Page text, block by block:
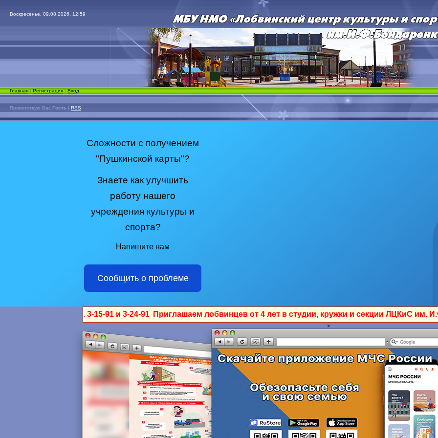
Воскресенье, 09.08.2026, 12:59
Главная|Регистрация|Вход
Приветствую Вас Гость | RSS
Сложности с получением
"Пушкинской карты"?
Знаете как улучшить
работу нашего
учреждения культуры и
спорта?
Напишите нам
Сообщить о проблеме
Приглашаем лобвинцев от 4 лет в студии, кружки и секции ЛЦКиС им. И.Ф.Бондаренко.
>